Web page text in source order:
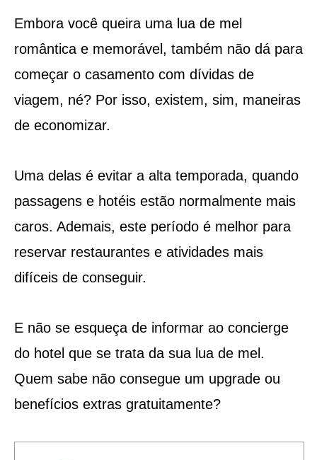
Embora você queira uma lua de mel
romântica e memorável, também não dá para
começar o casamento com dívidas de
viagem, né? Por isso, existem, sim, maneiras
de economizar.
Uma delas é evitar a alta temporada, quando
passagens e hotéis estão normalmente mais
caros. Ademais, este período é melhor para
reservar restaurantes e atividades mais
difíceis de conseguir.
E não se esqueça de informar ao concierge
do hotel que se trata da sua lua de mel.
Quem sabe não consegue um upgrade ou
benefícios extras gratuitamente?